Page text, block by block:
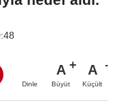
Dinle
A
Büyüt
A
Küçült